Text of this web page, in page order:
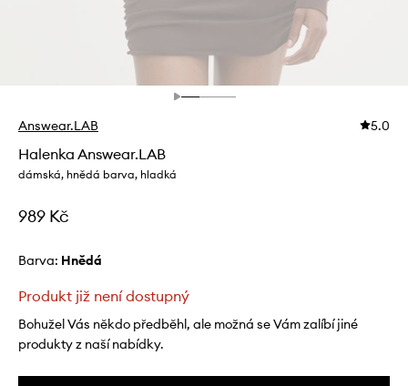
Answear.LAB 5.0
Halenka Answear.LAB
dámská, hnědá barva, hladká
989 Kč
Barva: hnědá
Produkt již není dostupný
Bohužel Vás někdo předběhl, ale možná se Vám zalíbí jiné
produkty z naší nabídky.